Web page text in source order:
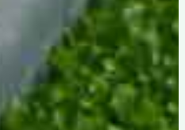
Whatsapp